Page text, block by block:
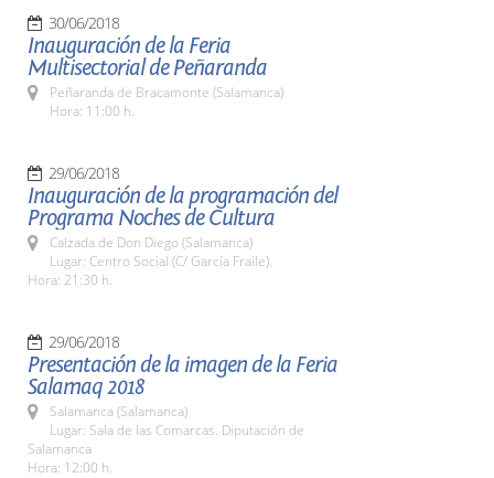
30/06/2018
Inauguración de la Feria
Multisectorial de Peñaranda
Peñaranda de Bracamonte (Salamanca)
Hora: 11:00 h.
29/06/2018
Inauguración de la programación del
Programa Noches de Cultura
Calzada de Don Diego (Salamanca)
Lugar: Centro Social (C/ García Fraile).
Hora: 21:30 h.
29/06/2018
Presentación de la imagen de la Feria
Salamaq 2018
Salamanca (Salamanca)
Lugar: Sala de las Comarcas. Diputación de
Salamanca
Hora: 12:00 h.